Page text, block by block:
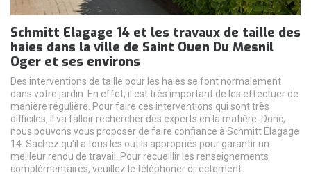
Schmitt Elagage 14 et les travaux de taille des
haies dans la ville de Saint Ouen Du Mesnil
Oger et ses environs
Des interventions de taille pour les haies se font normalement
dans votre jardin. En effet, il est très important de les effectuer de
manière régulière. Pour faire ces interventions qui sont très
difficiles, il va falloir rechercher des experts en la matière. Donc,
nous pouvons vous proposer de faire confiance à Schmitt Elagage
14. Sachez qu'il a tous les outils appropriés pour garantir un
meilleur rendu de travail. Pour recueillir les renseignements
complémentaires, veuillez le téléphoner directement.